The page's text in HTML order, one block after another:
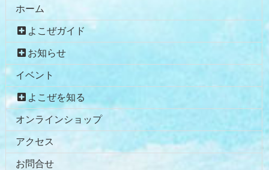
ホーム
よこぜガイド
お知らせ
イベント
よこぜを知る
オンラインショップ
アクセス
お問合せ